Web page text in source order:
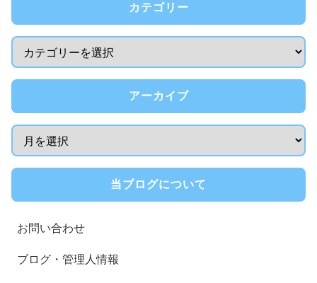
カテゴリー
アーカイブ
当ブログについて
お問い合わせ
ブログ・管理人情報